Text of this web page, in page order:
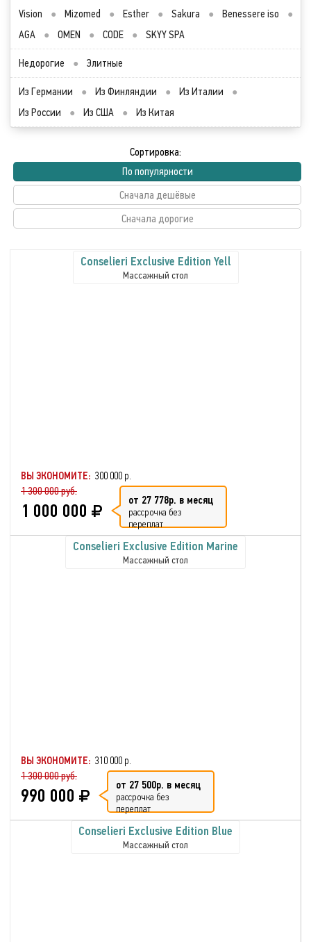
Vision
● Mizomed ● Esther ● Sakura ● Benessere iso
●
AGA
● OMEN ● CODE ● SKYY SPA
Недорогие ● Элитные
Из Германии ● Из Финляндии ● Из Италии
●
Из России
● Из США ● Из Китая
Сортировка:
По популярности
Сначала дешёвые
Сначала дорогие
Conselieri Exclusive Edition Yell
Массажный стол
ВЫ ЭКОНОМИТЕ: 300 000 р.
1 300 000 руб.
1 000 000 от 27 778р. в месяц
рассрочка без
переплат
Conselieri Exclusive Edition Marine
Массажный стол
ВЫ ЭКОНОМИТЕ: 310 000 р.
1 300 000 руб.
990 000 от 27 500р. в месяц
рассрочка без
переплат
Conselieri Exclusive Edition Blue
Массажный стол